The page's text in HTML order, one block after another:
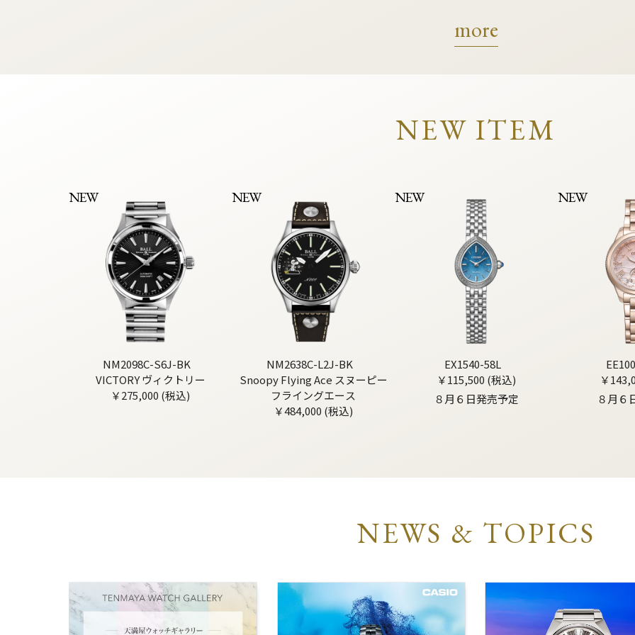
more
NEW ITEM
NEW
NM2098C-S6J-BK
VICTORY ヴィクトリー
￥275,000 (税込)
NEW
NM2638C-L2J-BK
Snoopy Flying Ace スヌーピー
フライングエース
￥484,000 (税込)
NEW
EX1540-58L
￥115,500 (税込)
８月６日発売予定
NEW
￥
８月６
NEWS & TOPICS